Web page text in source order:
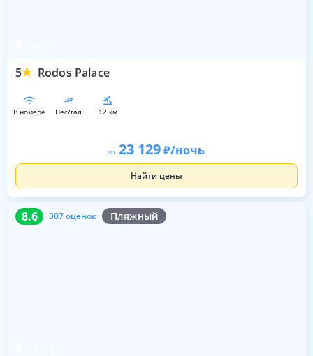
5 Rodos Palace
в номере пес/гал 12 км
от 23 129 /ночь
Найти цены
8.6 307 оценок Пляжный
8.6 307 оценок